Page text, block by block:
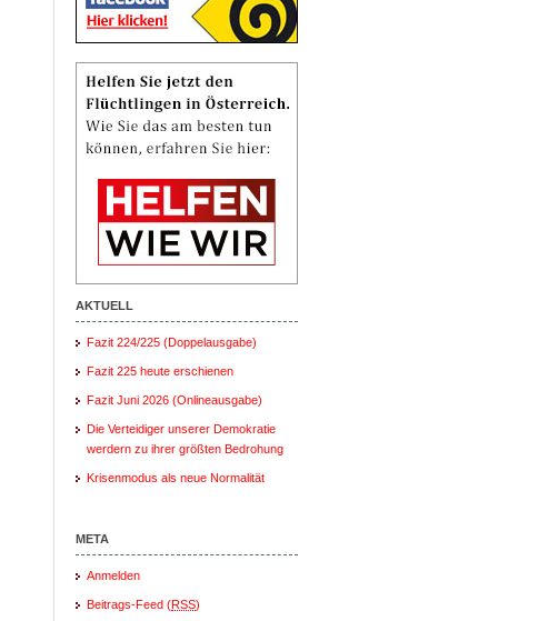
AKTUELL
Fazit 224/225 (Doppelausgabe)
Fazit 225 heute erschienen
Fazit Juni 2026 (Onlineausgabe)
Die Verteidiger unserer Demokratie
werdern zu ihrer größten Bedrohung
Krisenmodus als neue Normalität
META
Anmelden
Beitrags-Feed (RSS)